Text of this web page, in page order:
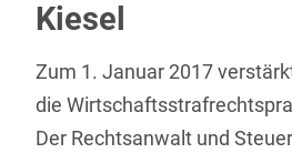
Informationstechnologie
Kapitalmarktrecht
Marken-, Design- &
Übersicht
Kiesel
Zum 1. Januar 2017
die
Der Rechtsanwalt und